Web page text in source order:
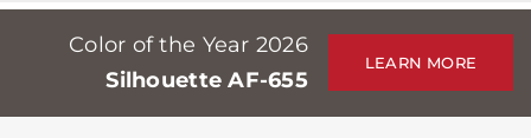
Professionals
Stores
Color of the Year 2026
Silhouette AF-655
LEARN MORE